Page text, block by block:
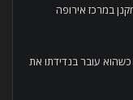
במרכז אירופה
עובר בנדידתו את